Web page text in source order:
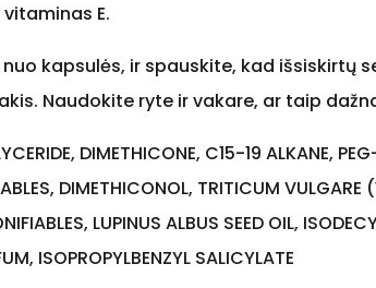
E.
kapsulės, ir spauskite, kad išsiskirtų
Naudokite ryte ir vakare, ar taip
DIMETHICONE, C15-19 ALKANE,
DIMETHICONOL, TRITICUM VULGARE
LUPINUS ALBUS SEED OIL,
ISOPROPYLBENZYL SALICYLATE